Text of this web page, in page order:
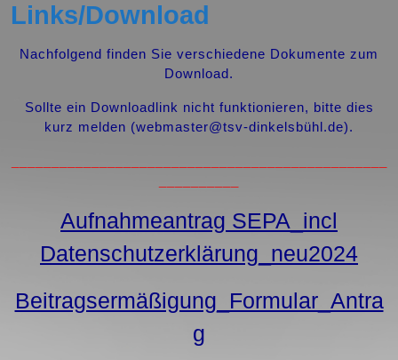
Links/Download
Nachfolgend finden Sie verschiedene Dokumente zum
Download.
Sollte ein Downloadlink nicht funktionieren, bitte dies
kurz melden (webmaster@tsv-dinkelsbühl.de).
Aufnahmeantrag SEPA_incl
Datenschutzerklärung_neu2024
Beitragsermäßigung_Formular_Antra
g